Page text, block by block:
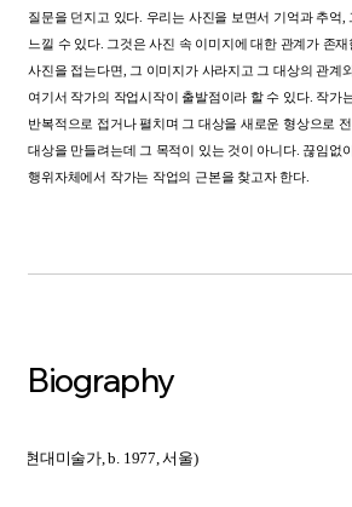
질문을 던지고 있다 우리는 사진을 보면서 기억과 추억
느낄 수 있다. 그것은 사진 속 이미지에 대한 관계가 존재
사진을 접는다면 그 이미지가 사라지고 그 대상의 관계
여기서 작가의 작업시작이 출발점이라 할 수 있다. 작가
반복적으로 접거나 펼치며 그 대상을 새로운 형상으로
대상을 만들려는데 그 목적이 있는 것이 아니다.끊임없이
행위자체에서 작가는 작업의 근본을 찾고자 한다.
Biography
현대미술가, b. 1977,서울)